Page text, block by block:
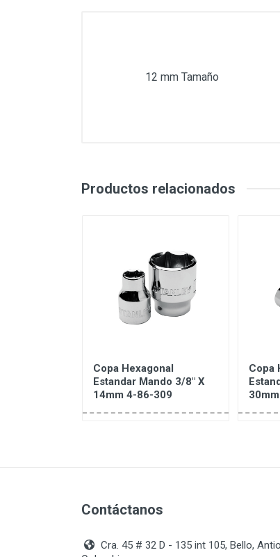
12 mm Tamaño
Productos relacionados
Copa Hexagonal
Estandar Mando 3/8" X
14mm 4-86-309
Copa
Contáctanos
Cra. 45 # 32 D - 135 int 105, Bello,